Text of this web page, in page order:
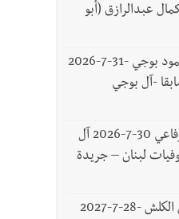
عبدالرازق (أبو
وفاة الحاج مصطفى محمود بوجي -31-7-2026
-آل بوجي
وفاة الحاج نور الدين الرفاعي 30-7-2026 آل
لبنان – جريدة
وفاة الحاج حسن حسين الكلش -28-7-2027